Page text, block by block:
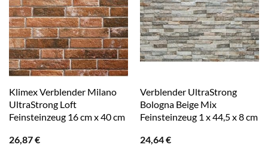
Klimex Verblender Milano
UltraStrong Loft
Feinsteinzeug 16 cm x 40 cm
26,87€
Verblender UltraStrong
Bologna Beige Mix
Feinsteinzeug 1 x 44,5 x 8 cm
24,64€